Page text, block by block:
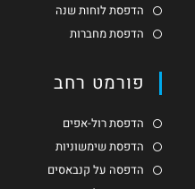
הדפסת לוחות שנה
הדפסת מחברות
פורמט רחב
הדפסת רול-אפים
הדפסת שימשוניות
הדפסה על קנבאסים